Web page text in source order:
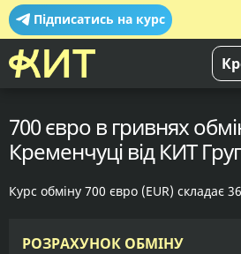
Підписатись на курс
700 євро в гривнях
Кременчуці від КИТ
Курс обміну 700 євро (EUR) складає
РОЗРАХУНОК ОБМІНУ